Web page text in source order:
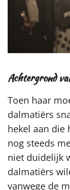
Achtergrond
Toen haar
dalmatiërs
hekel aan die
nog steeds
niet duidelijk
dalmatiërs
vanwege de